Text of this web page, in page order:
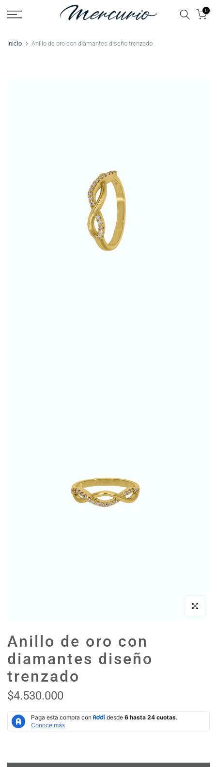
Saltar
al
0
Inicio Anillo de oro con diamantes diseño trenzado
Haz clic
Anillo de oro con
diamantes diseño
trenzado
$4.530.000